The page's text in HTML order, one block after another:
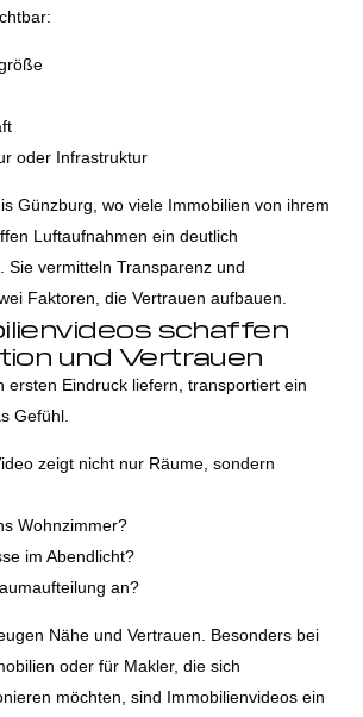
oder Infrastruktur
Günzburg, wo viele Immobilien von ihrem
Luftaufnahmen ein deutlich
Sie vermitteln Transparenz und
Faktoren, die Vertrauen aufbauen.
schaffen
und Vertrauen
ersten Eindruck liefern, transportiert ein
Gefühl.
zeigt nicht nur Räume, sondern
Wohnzimmer?
im Abendlicht?
an?
Nähe und Vertrauen. Besonders bei
oder für Makler, die sich
möchten, sind Immobilienvideos ein